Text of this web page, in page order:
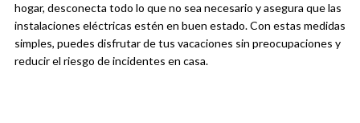
hogar, desconecta todo lo que no sea necesario y asegura que las
instalaciones eléctricas estén en buen estado. Con estas medidas
simples, puedes disfrutar de tus vacaciones sin preocupaciones y
reducir el riesgo de incidentes en casa.